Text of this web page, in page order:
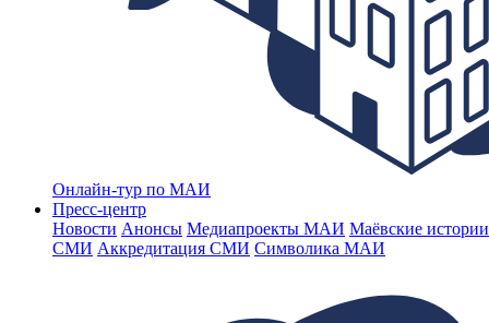
Онлайн-тур по МАИ
Пресс-центр
Новости Анонсы Медиапроекты МАИ Маёвские
СМИ Аккредитация СМИ Символика МАИ